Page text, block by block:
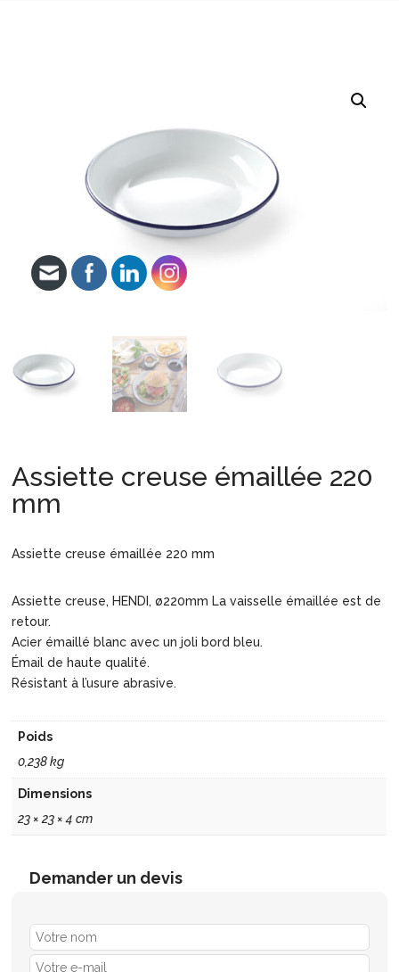
Assiette creuse émaillée 220
mm
Assiette creuse émaillée 220 mm
Assiette creuse, HENDI, ø220mm La vaisselle émaillée est de
retour.
Acier émaillé blanc avec un joli bord bleu.
Émail de haute qualité.
Résistant à l’usure abrasive.
Poids
0,238 kg
Dimensions
23 × 23 × 4 cm
Demander un devis